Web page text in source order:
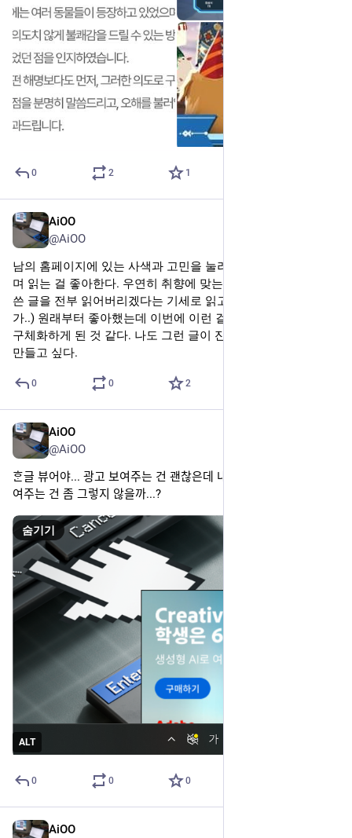
0 2 1
AiOO
@AiOO
남의 홈페이지에 있는 사색과 고민을 눌러 담은 글들을 정독하
며 읽는 걸 좋아한다. 우연히 취향에 맞는 글을 만나면 그 분이
쓴 글을 전부 읽어버리겠다는 기세로 읽고는 한다. (좀 변태같은
가..) 원래부터 좋아했는데 이번에 이런 걸 좋아하는구나 하고
구체화하게 된 것 같다. 나도 그런 글이 잔뜩 있는 홈페이지를
만들고 싶다.
0 0 2
AiOO
@AiOO
ᄒᆞᆫ글 뷰어야... 광고 보여주는 건 괜찮은데 내가 켜지도 않았는데 보
여주는 건 좀 그렇지 않을까...?
ALT
숨기기
0 0 0
AiOO